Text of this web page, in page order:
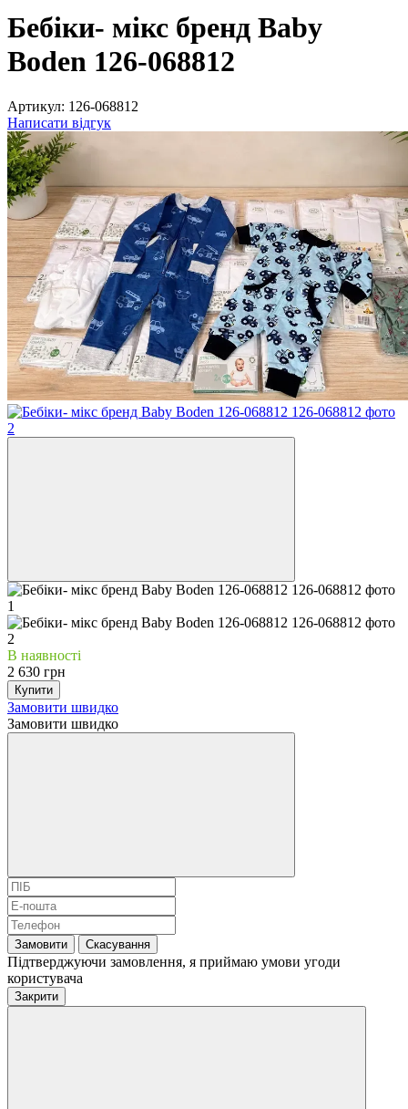
Бебіки- мікс бренд Baby
Boden 126-068812
Артикул: 126-068812
Написати відгук
В наявності
2 630 грн
Купити
Замовити швидко
Замовити швидко
Замовити Скасування
Підтверджуючи замовлення, я приймаю умови угоди
користувача
Закрити